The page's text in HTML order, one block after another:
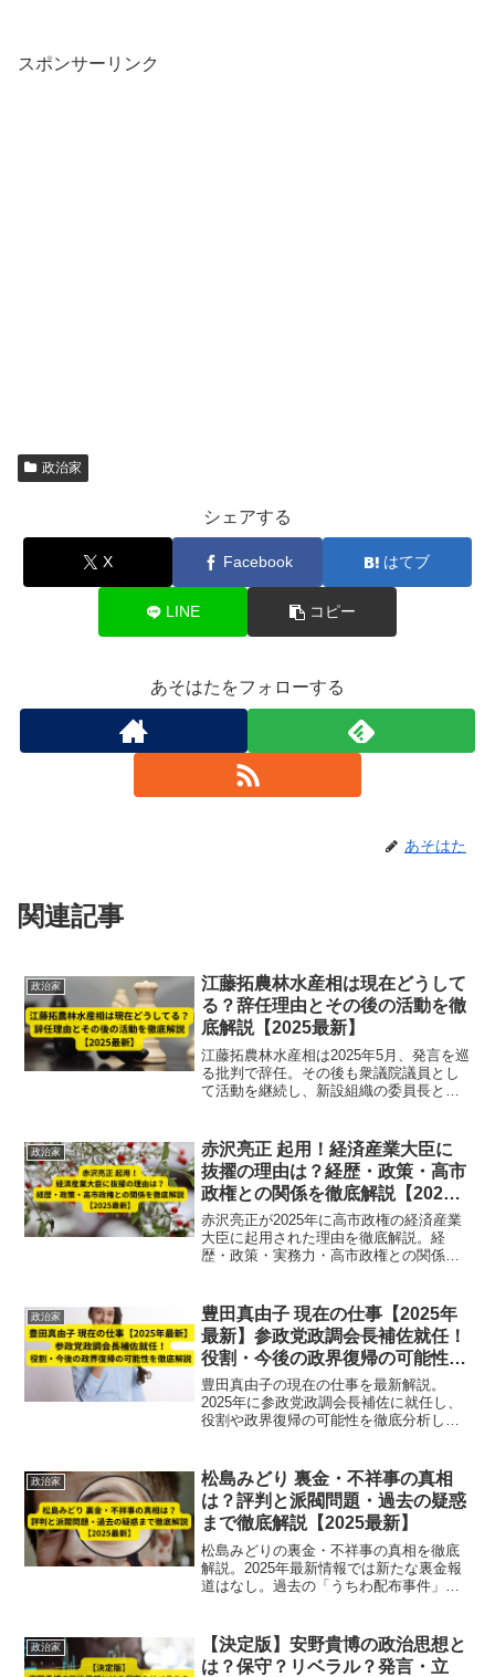
スポンサーリンク
政治家
シェアする
X Facebook はてブ
LINE コピー
あそはたをフォローする
あそはた
関連記事
政治家
江藤拓農林水産相は現在どうして
る？辞任理由とその後の活動を徹
底解説【2025最新】
江藤拓農林水産相は2025年5月、発言を巡
る批判で辞任。その後も衆議院議員とし
て活動を継続し、新設組織の委員長とし
政治家
赤沢亮正 起用！経済産業大臣に
抜擢の理由は？経歴・政策・高市
政権との関係を徹底解説【2025
最新】
赤沢亮正が2025年に高市政権の経済産業
大臣に起用された理由を徹底解説。経
歴・政策・実務力・高市政権との関係ま
政治家
豊田真由子 現在の仕事【2025年
最新】参政党政調会長補佐就任！
役割・今後の政界復帰の可能性を
徹底解説
豊田真由子の現在の仕事を最新解説。
2025年に参政党政調会長補佐に就任し、
役割や政界復帰の可能性を徹底分析しま
政治家
松島みどり 裏金・不祥事の真相
は？評判と派閥問題・過去の疑惑
まで徹底解説【2025最新】
松島みどりの裏金・不祥事の真相を徹底
解説。2025年最新情報では新たな裏金報
道はなし。過去の「うちわ配布事件」や
政治家
【決定版】安野貴博の政治思想と
は？保守？リベラル？発言・立